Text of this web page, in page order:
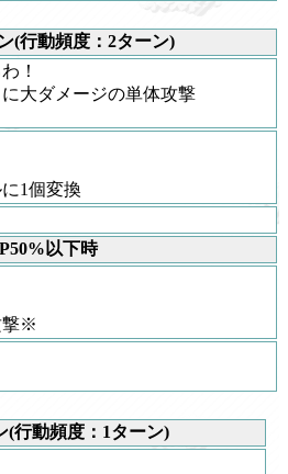
(行動頻度：2ターン)
！
大ダメージの単体攻撃
1個変換
以下時
撃※
(行動頻度：1ターン)